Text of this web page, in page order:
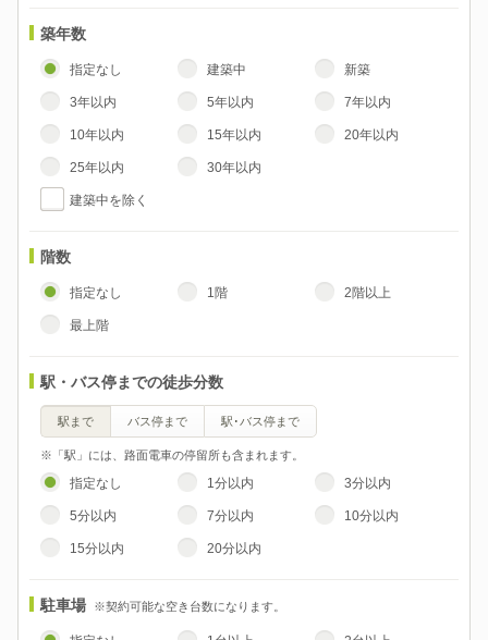
築年数
指定なし 建築中 新築
3年以内 5年以内 7年以内
10年以内 15年以内 20年以内
25年以内 30年以内
建築中を除く
階数
指定なし 1階 2階以上
最上階
駅・バス停までの徒歩分数
駅まで バス停まで 駅･バス停まで
指定なし 1分以内 3分以内
5分以内 7分以内 10分以内
15分以内 20分以内
※「駅」には、路面電車の停留所も含まれます。
駐車場 ※契約可能な空き台数になります。